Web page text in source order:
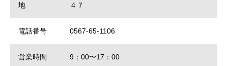
地
４７
電話番号 0567-65-1106
営業時間 9：00〜17：00